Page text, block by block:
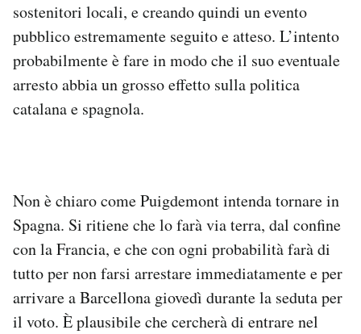
sostenitori locali, e creando quindi un evento
pubblico estremamente seguito e atteso. L’intento
probabilmente è fare in modo che il suo eventuale
arresto abbia un grosso effetto sulla politica
catalana e spagnola.
Non è chiaro come Puigdemont intenda tornare in
Spagna. Si ritiene che lo farà via terra, dal confine
con la Francia, e che con ogni probabilità farà di
tutto per non farsi arrestare immediatamente e per
arrivare a Barcellona giovedì durante la seduta per
il voto. È plausibile che cercherà di entrare nel